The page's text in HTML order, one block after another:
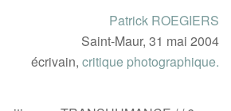
Patrick ROEGIERS
Saint-Maur, 31 mai 2004
écrivain, critique photographique.